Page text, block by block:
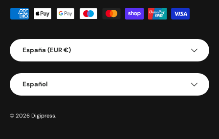
Formas de pago aceptadas
País/Región
España (EUR €)
Idioma
Español
© 2026 Digipress.